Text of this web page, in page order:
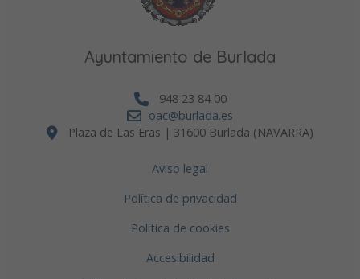
Ayuntamiento de Burlada
948 23 84 00
oac@burlada.es
Plaza de Las Eras | 31600 Burlada (NAVARRA)
Aviso legal
Política de privacidad
Política de cookies
Accesibilidad